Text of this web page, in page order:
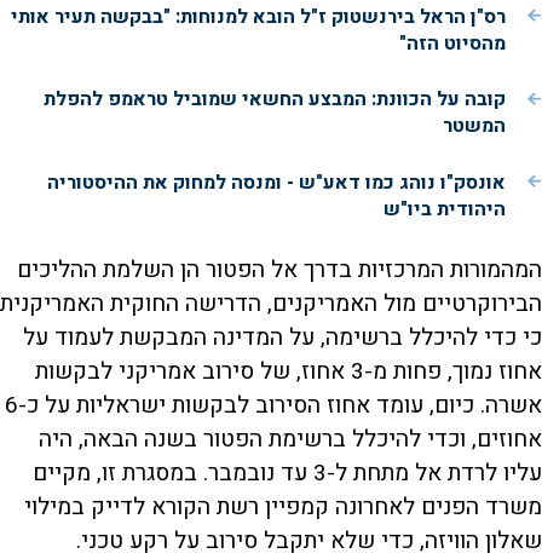
רס"ן הראל בירנשטוק ז"ל הובא למנוחות: "בבקשה תעיר אותי
מהסיוט הזה"
קובה על הכוונת: המבצע החשאי שמוביל טראמפ להפלת
המשטר
אונסק"ו נוהג כמו דאע"ש - ומנסה למחוק את ההיסטוריה
היהודית ביו"ש
המהמורות המרכזיות בדרך אל הפטור הן השלמת ההליכים
הבירוקרטיים מול האמריקנים, הדרישה החוקית האמריקנית
כי כדי להיכלל ברשימה, על המדינה המבקשת לעמוד על
אחוז נמוך, פחות מ-3 אחוז, של סירוב אמריקני לבקשות
אשרה. כיום, עומד אחוז הסירוב לבקשות ישראליות על כ-6
אחוזים, וכדי להיכלל ברשימת הפטור בשנה הבאה, היה
עליו לרדת אל מתחת ל-3 עד נובמבר. במסגרת זו, מקיים
משרד הפנים לאחרונה קמפיין רשת הקורא לדייק במילוי
שאלון הוויזה, כדי שלא יתקבל סירוב על רקע טכני.